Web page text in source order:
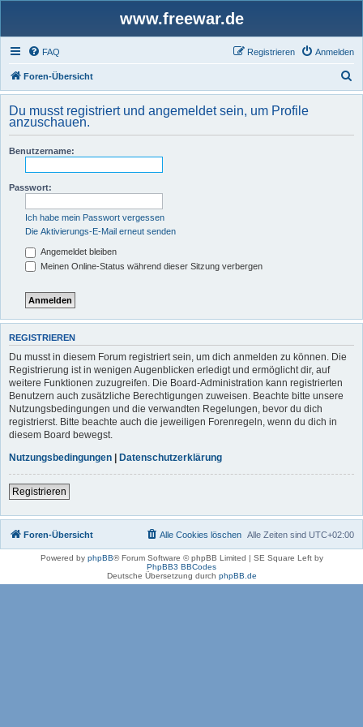
www.freewar.de
FAQ Anmelden
Registrieren
Foren-Übersicht
u
h
Du musst registriert und angemeldet sein, um Profile
anzuschauen.
Benutzername:
Passwort:
Ich habe mein Passwort vergessen
Die Aktivierungs-E-Mail erneut senden
Angemeldet bleiben
Meinen Online-Status während dieser Sitzung verbergen
REGISTRIEREN
Du musst in diesem Forum registriert sein, um dich anmelden zu können. Die
Registrierung ist in wenigen Augenblicken erledigt und ermöglicht dir, auf
weitere Funktionen zuzugreifen. Die Board-Administration kann registrierten
Benutzern auch zusätzliche Berechtigungen zuweisen. Beachte bitte unsere
Nutzungsbedingungen und die verwandten Regelungen, bevor du dich
registrierst. Bitte beachte auch die jeweiligen Forenregeln, wenn du dich in
diesem Board bewegst.
Nutzungsbedingungen | Datenschutzerklärung
Registrieren
Foren-Übersicht Alle Zeiten sind UTC+02:00
Alle Cookies löschen
Powered by phpBB® Forum Software © phpBB Limited | SE Square Left by
PhpBB3 BBCodes
Deutsche Übersetzung durch phpBB.de